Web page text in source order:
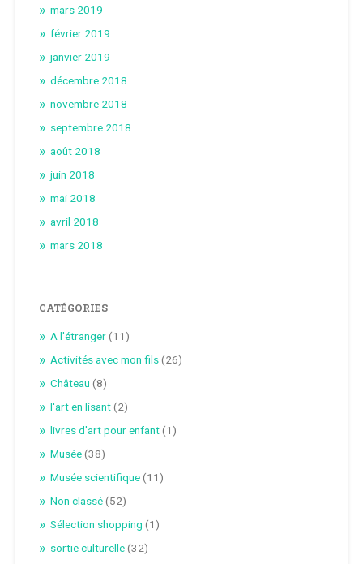
mars 2019
février 2019
janvier 2019
décembre 2018
novembre 2018
septembre 2018
août 2018
juin 2018
mai 2018
avril 2018
mars 2018
CATÉGORIES
A l'étranger(11)
Activités avec mon fils(26)
Château (8)
l'art en lisant(2)
livres d'art pour enfant(1)
Musée(38)
Musée scientifique(11)
Non classé(52)
Sélection shopping (1)
sortie culturelle(32)